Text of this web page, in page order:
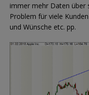
immer mehr Daten über
Problem für viele
und Wünsche etc. pp.